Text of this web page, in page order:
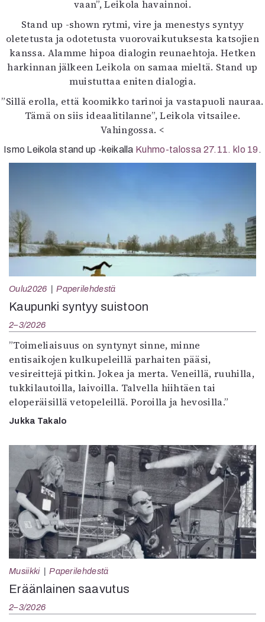
vaan”, Leikola havainnoi.
Stand up -shown rytmi, vire ja menestys syntyy
oletetusta ja odotetusta vuorovaikutuksesta katsojien
kanssa. Alamme hipoa dialogin reunaehtoja. Hetken
harkinnan jälkeen Leikola on samaa mieltä. Stand up
muistuttaa eniten dialogia.
”Sillä erolla, että koomikko tarinoi ja vastapuoli nauraa.
Tämä on siis ideaalitilanne”, Leikola vitsailee.
Vahingossa. <
Ismo Leikola stand up -keikalla Kuhmo-talossa 27.11. klo 19 .
Oulu2026 Paperilehdestä
Kaupunki syntyy suistoon
2–3/2026
”Toimeliaisuus on syntynyt sinne, minne
entisaikojen kulkupeleillä parhaiten pääsi,
vesireittejä pitkin. Jokea ja merta. Veneillä, ruuhilla,
tukkilautoilla, laivoilla. Talvella hiihtäen tai
eloperäisillä vetopeleillä. Poroilla ja hevosilla.”
Jukka Takalo
Musiikki Paperilehdestä
Eräänlainen saavutus
2–3/2026